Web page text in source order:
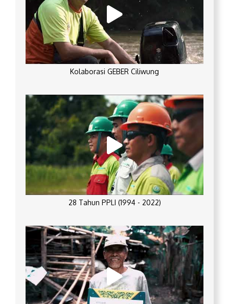
Kolaborasi GEBER Ciliwung
28 Tahun PPLI (1994 - 2022)